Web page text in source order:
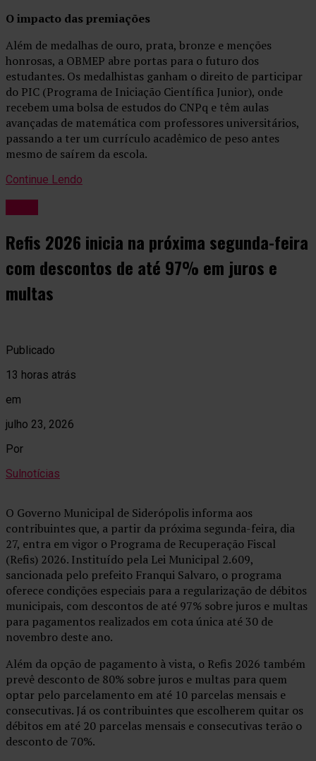
O impacto das premiações
Além de medalhas de ouro, prata, bronze e menções
honrosas, a OBMEP abre portas para o futuro dos
estudantes. Os medalhistas ganham o direito de participar
do PIC (Programa de Iniciação Científica Junior), onde
recebem uma bolsa de estudos do CNPq e têm aulas
avançadas de matemática com professores universitários,
passando a ter um currículo acadêmico de peso antes
mesmo de saírem da escola.
Continue Lendo
Refis 2026 inicia na próxima segunda-feira
com descontos de até 97% em juros e
multas
Publicado
13 horas atrás
em
julho 23, 2026
Por
Sulnotícias
O Governo Municipal de Siderópolis informa aos
contribuintes que, a partir da próxima segunda-feira, dia
27, entra em vigor o Programa de Recuperação Fiscal
(Refis) 2026. Instituído pela Lei Municipal 2.609,
sancionada pelo prefeito Franqui Salvaro, o programa
oferece condições especiais para a regularização de débitos
municipais, com descontos de até 97% sobre juros e multas
para pagamentos realizados em cota única até 30 de
novembro deste ano.
Além da opção de pagamento à vista, o Refis 2026 também
prevê desconto de 80% sobre juros e multas para quem
optar pelo parcelamento em até 10 parcelas mensais e
consecutivas. Já os contribuintes que escolherem quitar os
débitos em até 20 parcelas mensais e consecutivas terão o
desconto de 70%.